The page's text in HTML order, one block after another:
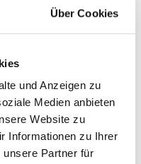
Über Cookies
und Anzeigen zu
Medien anbieten
Website zu
Informationen zu Ihrer
unsere Partner für